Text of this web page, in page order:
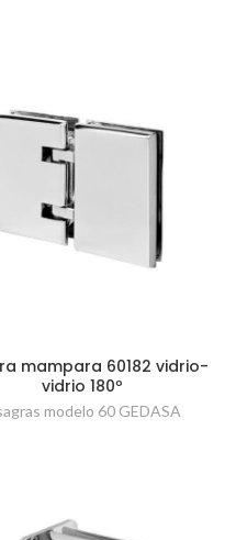
mampara 60182 vidrio-
vidrio 180º
modelo 60 GEDASA